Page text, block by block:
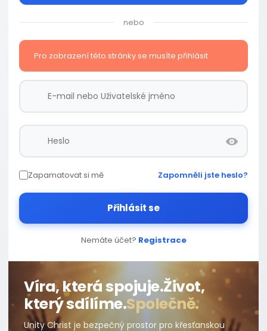
nebo
Pro zobrazení této stránky se musíte přihlásit
Zapamatovat si mě Zapomněli jste heslo?
Přihlásit se
Nemáte účet? Registrace
Víra, která spojuje.Život,
který sdílíme.Společně.
Unity Christ je bezpečný prostor pro křesťanskou